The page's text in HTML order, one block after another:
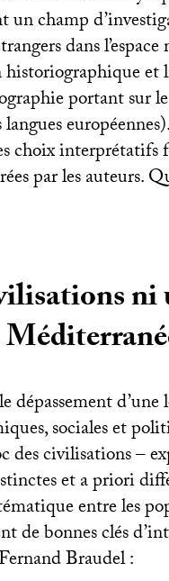
un champ
dans
historiographique
portant sur
choix
par les auteurs.
dépassement
sociales et
civilisations –
et a priori
entre les
de bonnes clés
Braudel :